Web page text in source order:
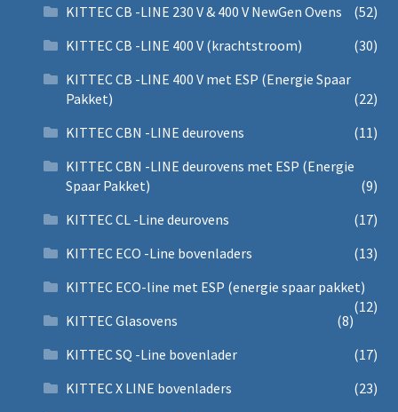
KITTEC CB -LINE 230 V & 400 V NewGen Ovens
(52)
KITTEC CB -LINE 400 V (krachtstroom)
(30)
KITTEC CB -LINE 400 V met ESP (Energie Spaar
Pakket)
(22)
KITTEC CBN -LINE deurovens
(11)
KITTEC CBN -LINE deurovens met ESP (Energie
Spaar Pakket)
(9)
KITTEC CL -Line deurovens
(17)
KITTEC ECO -Line bovenladers
(13)
KITTEC ECO-line met ESP (energie spaar pakket)
(12)
KITTEC Glasovens
(8)
KITTEC SQ -Line bovenlader
(17)
KITTEC X LINE bovenladers
(23)